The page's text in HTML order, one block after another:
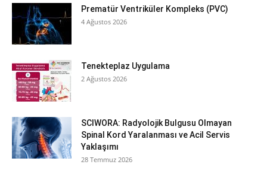
Prematür Ventriküler Kompleks (PVC)
4 Ağustos 2026
Tenekteplaz Uygulama
2 Ağustos 2026
SCIWORA: Radyolojik Bulgusu Olmayan
Spinal Kord Yaralanması ve Acil Servis
Yaklaşımı
28 Temmuz 2026